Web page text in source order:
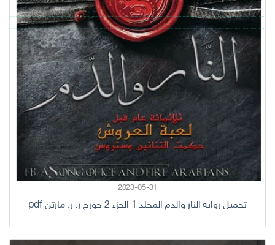
2023-05-31
تحميل رواية النار والدم المجلد 1 الجزء 2 جورج ر. ر. مارتن pdf